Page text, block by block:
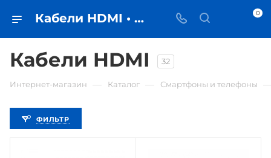
Кабели HDMI • купить кабель в Самаре - iЧехол 0
Кабели HDMI 32
Интернет-магазин Каталог Смартфоны и телефоны
ФИЛЬТР